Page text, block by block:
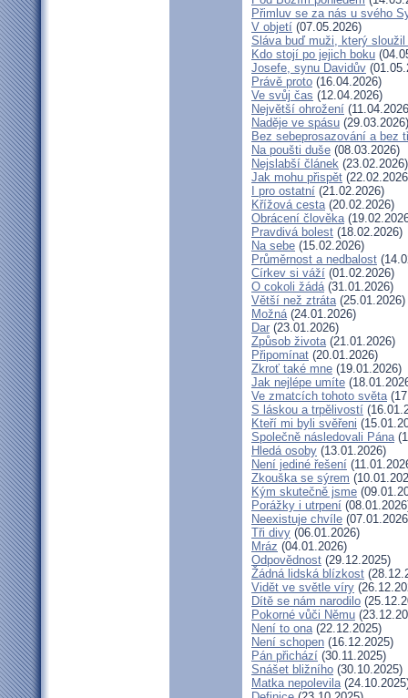
Přimluv se za nás u svého
V objetí (07.05.2026)
Sláva buď muži, který sloužil
Kdo stojí po jejich boku
Josefe, synu Davidův
Právě proto (16.04.2026)
Ve svůj čas (12.04.2026)
Největší ohrožení
Naděje ve spásu (29.03.2026)
Bez sebeprosazování a bez
Na poušti duše (08.03.2026)
Nejslabší článek (23.02.2026)
Jak mohu přispět
I pro ostatní (21.02.2026)
Křížová cesta(20.02.2026)
Obrácení člověka
Pravdivá bolest (18.02.2026)
Na sebe (15.02.2026)
Průměrnost a nedbalost
Církev si váží (01.02.2026)
O cokoli žádá(31.01.2026)
Větší než ztráta(25.01.2026)
Možná(24.01.2026)
Dar (23.01.2026)
Způsob života(21.01.2026)
Připomínat (20.01.2026)
Zkroť také mne (19.01.2026)
Jak nejlépe umíte
Ve zmatcích tohoto světa
S láskou a trpělivostí
Kteří mi byli svěřeni
Společně následovali Pána
Hledá osoby (13.01.2026)
Není jediné řešení
Zkouška se sýrem
Kým skutečně jsme
Porážky i utrpení
Neexistuje chvíle
Tři divy (06.01.2026)
Mráz (04.01.2026)
Odpovědnost (29.12.2025)
Žádná lidská blízkost
Vidět ve světle víry
Dítě se nám narodilo
Pokorné vůči Němu
Není to ona(22.12.2025)
Není schopen (16.12.2025)
Pán přichází (30.11.2025)
Snášet bližního (30.10.2025)
Matka nepolevila